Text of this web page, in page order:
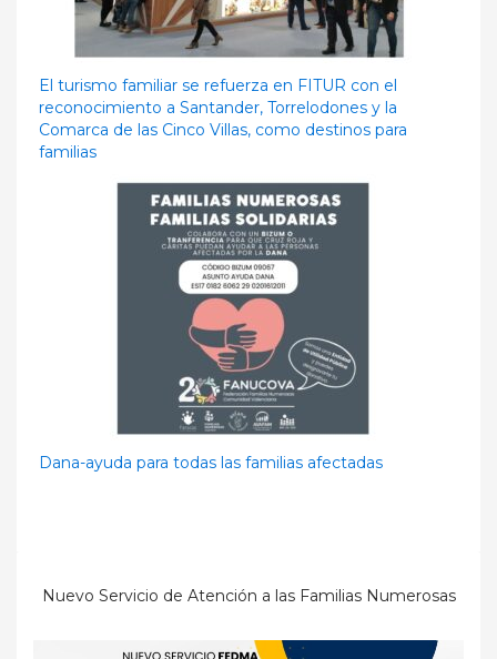
El turismo familiar se refuerza en FITUR con el
reconocimiento a Santander, Torrelodones y la
Comarca de las Cinco Villas, como destinos para
familias
Dana-ayuda para todas las familias afectadas
Nuevo Servicio de Atención a las Familias Numerosas